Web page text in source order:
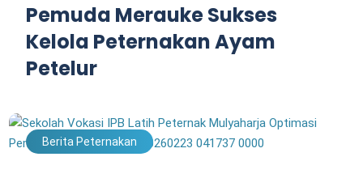
Pemuda Merauke Sukses
Kelola Peternakan Ayam
Petelur
Berita Peternakan